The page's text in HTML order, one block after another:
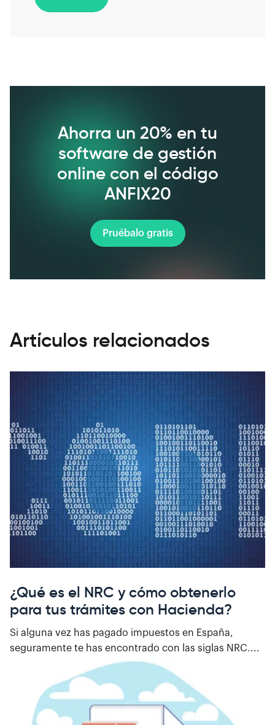
Ahorra un 20% en tu
software de gestión
online con el código
ANFIX20
Pruébalo gratis
Artículos relacionados
¿Qué es el NRC y cómo obtenerlo
para tus trámites con Hacienda?
Si alguna vez has pagado impuestos en España,
seguramente te has encontrado con las siglas NRC....